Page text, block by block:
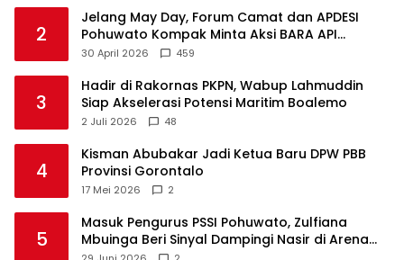
2
Jelang May Day, Forum Camat dan APDESI
Pohuwato Kompak Minta Aksi BARA API
Ditunda
30 April 2026 459
3
Hadir di Rakornas PKPN, Wabup Lahmuddin
Siap Akselerasi Potensi Maritim Boalemo
2 Juli 2026 48
4
Kisman Abubakar Jadi Ketua Baru DPW PBB
Provinsi Gorontalo
17 Mei 2026 2
5
Masuk Pengurus PSSI Pohuwato, Zulfiana
Mbuinga Beri Sinyal Dampingi Nasir di Arena
Politik ?